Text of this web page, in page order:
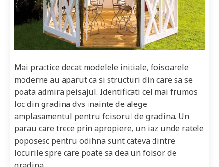
Mai practice decat modelele initiale, foisoarele
moderne au aparut ca si structuri din care sa se
poata admira peisajul. Identificati cel mai frumos
loc din gradina dvs inainte de alege
amplasamentul pentru foisorul de gradina. Un
parau care trece prin apropiere, un iaz unde ratele
poposesc pentru odihna sunt cateva dintre
locurile spre care poate sa dea un foisor de